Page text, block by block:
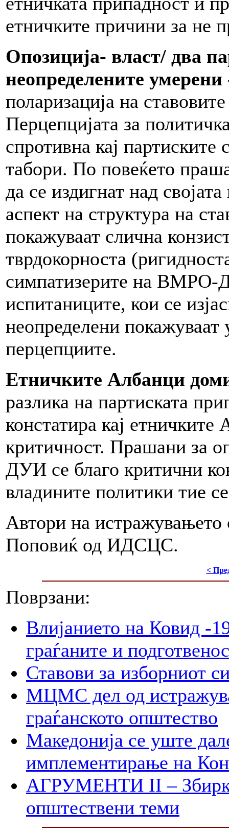
етничките причини за не
Опозиција- власт/ два
неопределените умерени
поларизација на
Перцепцијата за
спротивна кај
табори. По повеќето
да се издигнат над
аспект на структура на
покажуваат слична
тврдокорноста
симпатизерите на
испитаниците, кои се
неопределени покажуваат
перцепциите.
Етничките Албанци
разлика на партиската
констатира кај
критичност. Прашани за
ДУИ се благо критични
владините политики тие
Автори на
Поповиќ од ИДСЦС.
<
Поврзани:
Влијанието на Ковид -
граѓаните и
Ставови за изборниот
МЦМС дел од
граѓанското општество
Македонија се уште
имплементирање на
АГРУМЕНТИ II –
општествени теми